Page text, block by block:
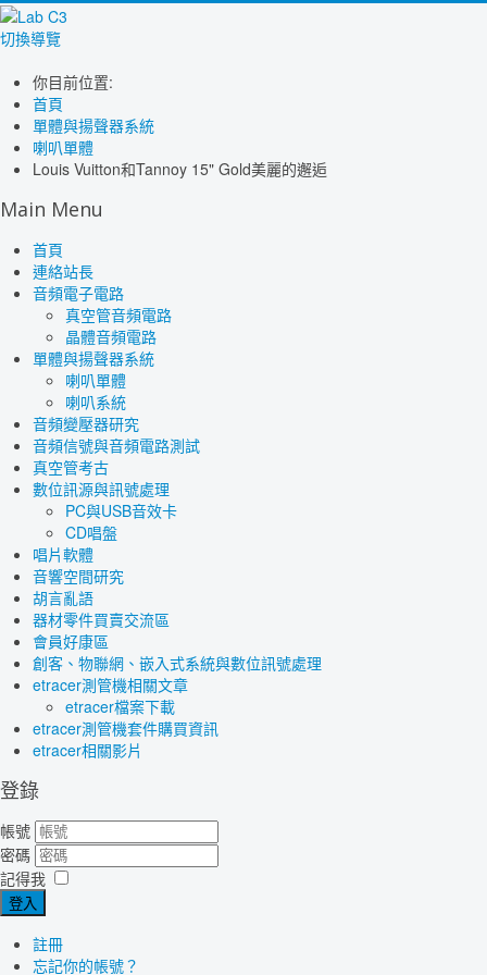
切換導覽
你目前位置:
首頁
單體與揚聲器系統
喇叭單體
Louis Vuitton和Tannoy 15" Gold美麗的邂逅
Main Menu
首頁
連絡站長
音頻電子電路
真空管音頻電路
晶體音頻電路
單體與揚聲器系統
喇叭單體
喇叭系統
音頻變壓器研究
音頻信號與音頻電路測試
真空管考古
數位訊源與訊號處理
PC與USB音效卡
CD唱盤
唱片軟體
音響空間研究
胡言亂語
器材零件買賣交流區
會員好康區
創客、物聯網、嵌入式系統與數位訊號處理
etracer測管機相關文章
etracer檔案下載
etracer測管機套件購買資訊
etracer相關影片
登錄
帳號
密碼
記得我
登入
註冊
忘記你的帳號？